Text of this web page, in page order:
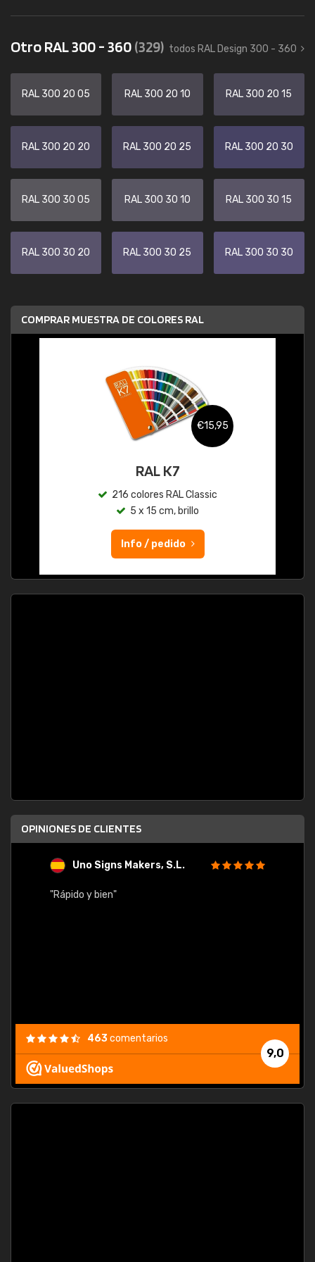
Otro RAL 300 - 360(329) todos RAL Design 300 - 360
RAL 300 20 05 RAL 300 20 10 RAL 300 20 15
RAL 300 20 20 RAL 300 20 25 RAL 300 20 30
RAL 300 30 05 RAL 300 30 10 RAL 300 30 15
RAL 300 30 20 RAL 300 30 25 RAL 300 30 30
COMPRAR MUESTRA DE COLORES RAL
€15,95
RAL K7
216 colores RAL Classic
5 x 15 cm, brillo
Info / pedido
OPINIONES DE CLIENTES
Uno Signs Makers, S.L.
"Rápido y bien"
9,0
463comentarios